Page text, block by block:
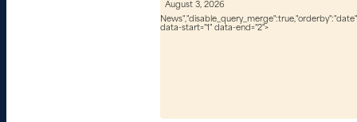
August 3, 2026
data-start="1" data-end="2">